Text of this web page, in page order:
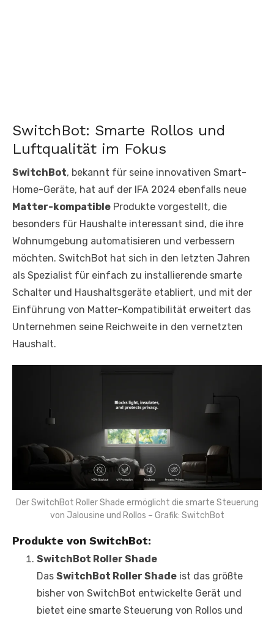
SwitchBot: Smarte Rollos und
Luftqualität im Fokus
SwitchBot, bekannt für seine innovativen Smart-
Home-Geräte, hat auf der IFA 2024 ebenfalls neue
Matter-kompatible Produkte vorgestellt, die
besonders für Haushalte interessant sind, die ihre
Wohnumgebung automatisieren und verbessern
möchten. SwitchBot hat sich in den letzten Jahren
als Spezialist für einfach zu installierende smarte
Schalter und Haushaltsgeräte etabliert, und mit der
Einführung von Matter-Kompatibilität erweitert das
Unternehmen seine Reichweite in den vernetzten
Haushalt.
Der SwitchBot Roller Shade ermöglicht die smarte Steuerung
von Jalousine und Rollos – Grafik: SwitchBot
Produkte von SwitchBot:
SwitchBot Roller Shade
Das SwitchBot Roller Shade ist das größte
bisher von SwitchBot entwickelte Gerät und
bietet eine smarte Steuerung von Rollos und